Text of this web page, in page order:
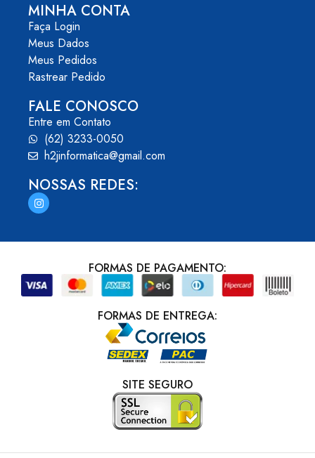
MINHA CONTA
Faça Login
Meus Dados
Meus Pedidos
Rastrear Pedido
FALE CONOSCO
Entre em Contato
(62) 3233-0050
h2jinformatica@gmail.com
NOSSAS REDES:
FORMAS DE PAGAMENTO:
FORMAS DE ENTREGA:
SITE SEGURO